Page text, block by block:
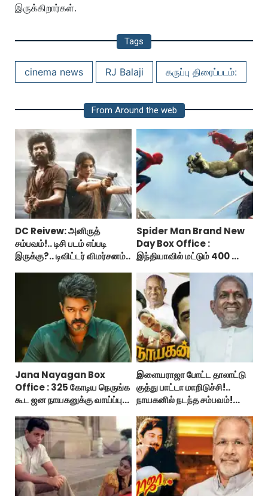
இருக்கிறார்கள்.
Tags
cinema news RJ Balaji கருப்பு திரைப்படம்:
From Around the web
DC Reivew: அனிருத்
சம்பவம்!.. டிசி படம் எப்படி
இருக்கு?.. டிவிட்டர் விமர்சனம்..
Spider Man Brand New
Day Box Office :
இந்தியாவில் மட்டும் 400 கோடி
பிராண்ட் நியூ டே?
Jana Nayagan Box
Office : 325 கோடிய நெருங்க
கூட ஜன நாயகனுக்கு வாய்ப்பு
இளையராஜா போட்ட தாலாட்டு
குத்து பாட்டா மாறிடுச்சி!..
நாயகனில் நடந்த சம்பவம்!...